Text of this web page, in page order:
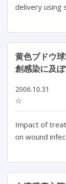
delivery using
黄色ブドウ
創感染に及
2006.10.31
☆
Impact of
on wound